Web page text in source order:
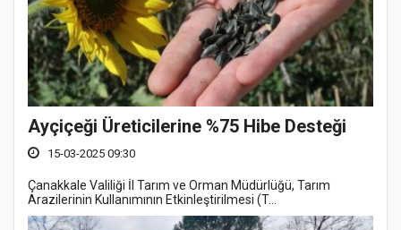
Ayçiçeği Üreticilerine %75 Hibe Desteği
15-03-2025 09:30
Çanakkale Valiliği İl Tarım ve Orman Müdürlüğü, Tarım
Arazilerinin Kullanımının Etkinleştirilmesi (T...